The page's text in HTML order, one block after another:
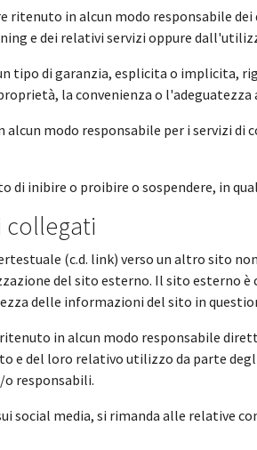
ritenuto in alcun modo responsabile
e dei relativi servizi oppure
tipo di garanzia, esplicita o implicita,
la convenienza o l'adeguatezza
modo responsabile per i servizi
inibire o proibire o sospendere, in
collegati
(c.d. link) verso un altro sito
del sito esterno. Il sito esterno
delle informazioni del sito in
in alcun modo responsabile
e del loro relativo utilizzo da parte
responsabili.
social media, si rimanda alle relative